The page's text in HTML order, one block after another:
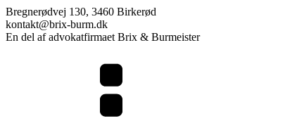
Bregnerødvej 130, 3460 Birkerød
kontakt@brix-burm.dk
En del af advokatfirmaet Brix & Burmeister